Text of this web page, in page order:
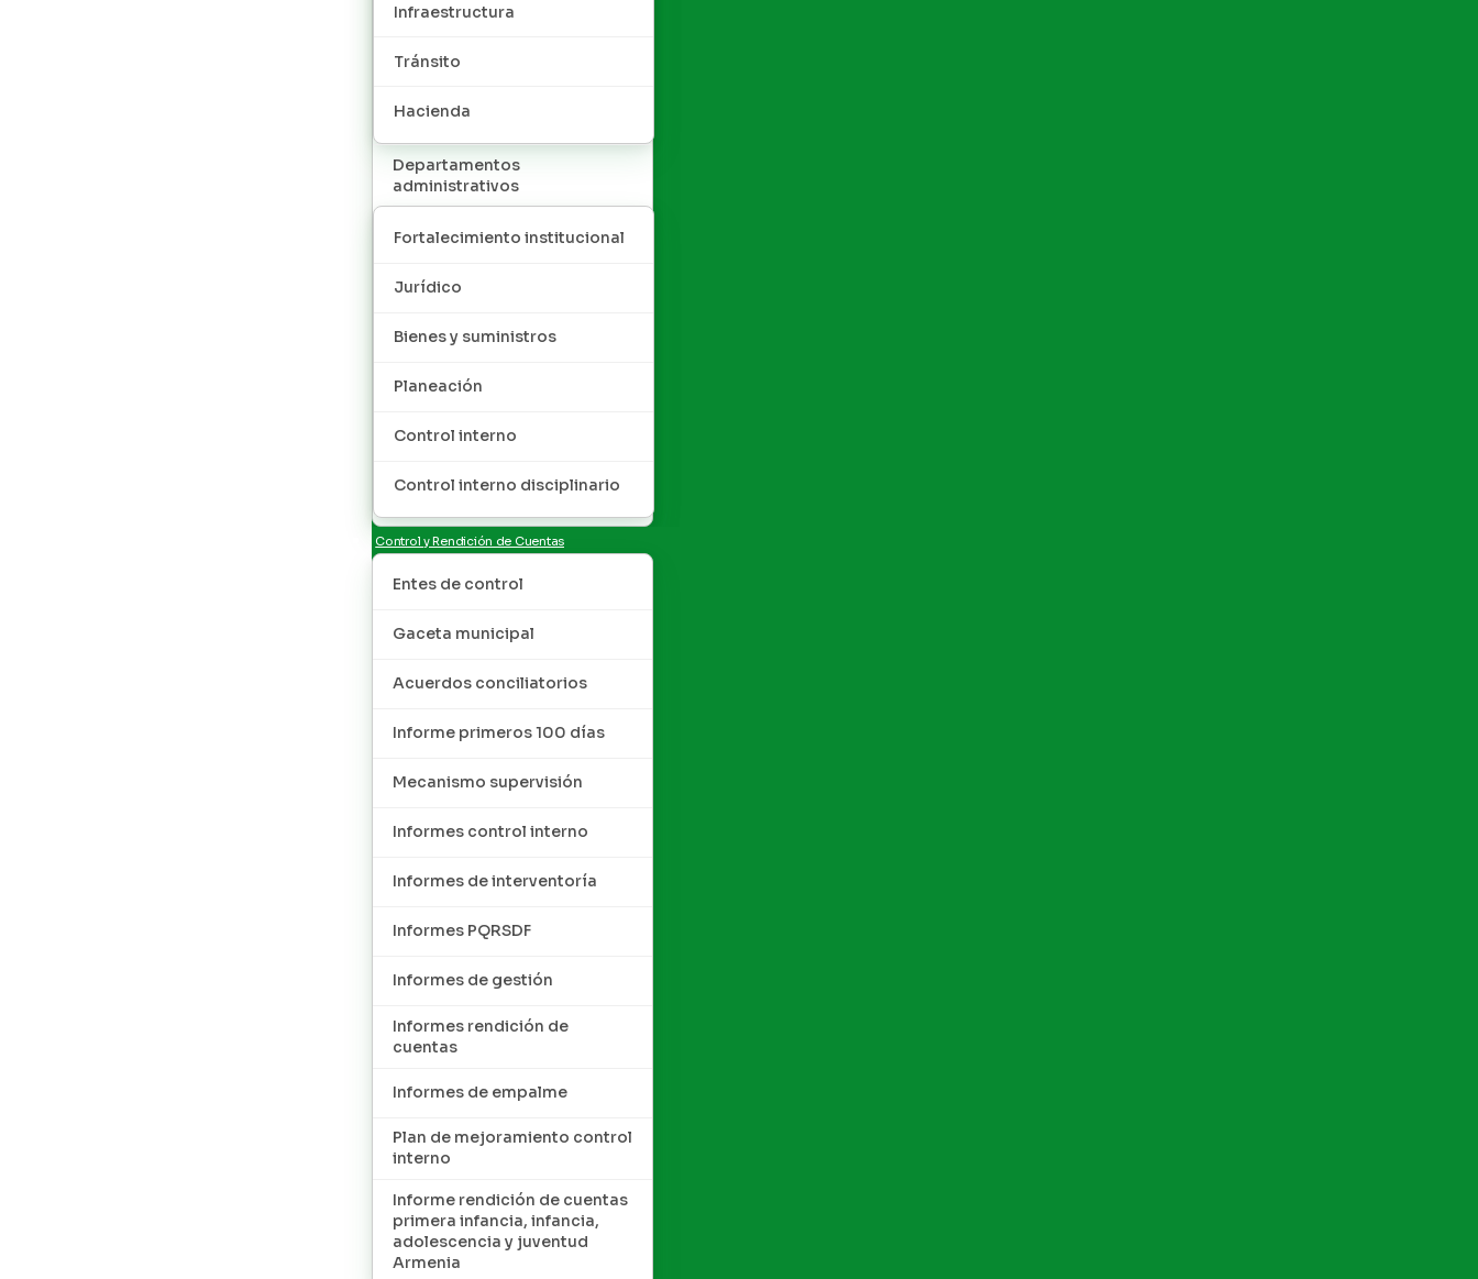
Infraestructura
Tránsito
Hacienda
Departamentos
administrativos
Fortalecimiento institucional
Jurídico
Bienes y suministros
Planeación
Control interno
Control interno disciplinario
Control y Rendición de Cuentas
Entes de control
Gaceta municipal
Acuerdos conciliatorios
Informe primeros 100 días
Mecanismo supervisión
Informes control interno
Informes de interventoría
Informes PQRSDF
Informes de gestión
Informes rendición de
cuentas
Informes de empalme
Plan de mejoramiento control
interno
Informe rendición de cuentas
primera infancia, infancia,
adolescencia y juventud
Armenia